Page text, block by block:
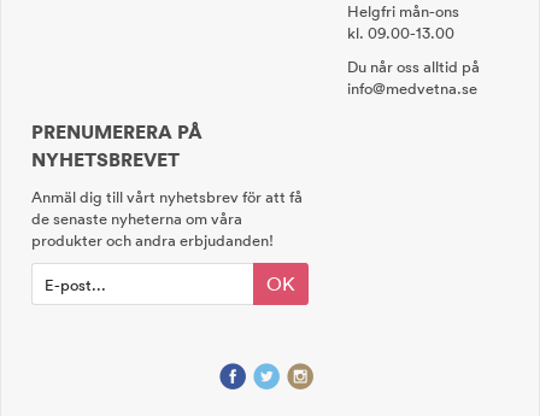
Helgfri mån-ons
kl. 09.00-13.00
Du når oss alltid på
info@medvetna.se
PRENUMERERA PÅ
NYHETSBREVET
Anmäl dig till vårt nyhetsbrev för att få
de senaste nyheterna om våra
produkter och andra erbjudanden!
OK